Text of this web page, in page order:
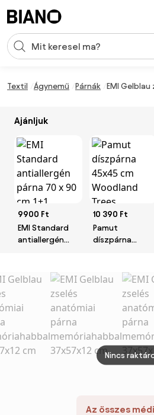
Keresési bevitel
Textil Ágynemű Párnák EMI
Ajánljuk
9900 Ft
EMI Standard
antiallergén
10 390 Ft
Pamut
díszpárna
Trees
Embroidered –
Catherine
Lansfield
Az összes
Nincs